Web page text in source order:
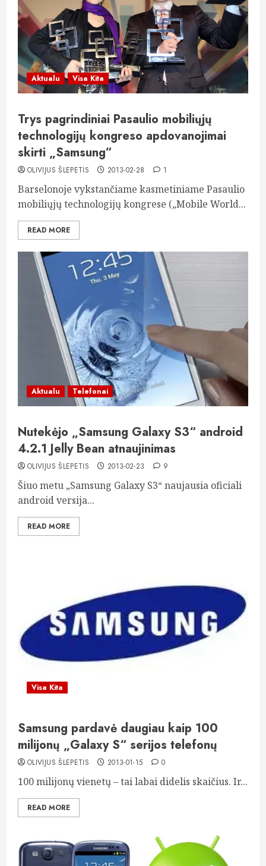
Aktualu Visa Kita
Trys pagrindiniai Pasaulio mobiliųjų
technologijų kongreso apdovanojimai
skirti „Samsung“
OLIVIJUS ŠLEPETIS 2013-02-28 1
Barselonoje vykstančiame kasmetiniame Pasaulio
mobiliųjų technologijų kongrese („Mobile World...
READ MORE
Aktualu Telefonai
Nutekėjo „Samsung Galaxy S3“ android
4.2.1 Jelly Bean atnaujinimas
OLIVIJUS ŠLEPETIS 2013-02-23 9
Šiuo metu „Samsung Galaxy S3“ naujausia oficiali
android versija...
READ MORE
Visa Kita
Samsung pardavė daugiau kaip 100
milijonų „Galaxy S“ serijos telefonų
OLIVIJUS ŠLEPETIS 2013-01-15 0
100 milijonų vienetų – tai labai didelis skaičius. Ir...
READ MORE